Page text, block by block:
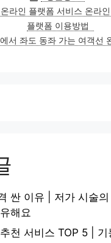
테
고
리
라인 플랫폼 서비스 온라
플랫폼 이용방법
서 좌도 동좌 가는 여객선
싼 이유 | 저가 시술
해요
천 서비스 TOP 5 | 기